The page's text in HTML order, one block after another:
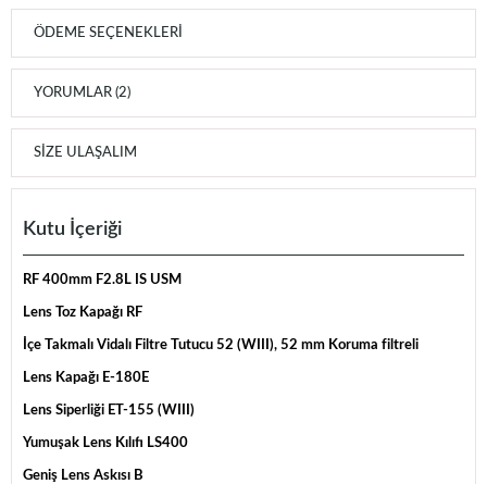
ÖDEME SEÇENEKLERI
YORUMLAR (2)
SIZE ULAŞALIM
Kutu İçeriği
RF 400mm F2.8L IS USM
Lens Toz Kapağı RF
İçe Takmalı Vidalı Filtre Tutucu 52 (WIII), 52 mm Koruma filtreli
Lens Kapağı E-180E
Lens Siperliği ET-155 (WIII)
Yumuşak Lens Kılıfı LS400
Geniş Lens Askısı B